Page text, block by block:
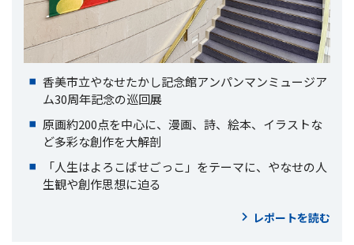
香美市立やなせたかし記念館アンパンマンミュージア
ム30周年記念の巡回展
原画約200点を中心に、漫画、詩、絵本、イラストな
ど多彩な創作を大解剖
「人生はよろこばせごっこ」をテーマに、やなせの人
生観や創作思想に迫る
レポートを読む